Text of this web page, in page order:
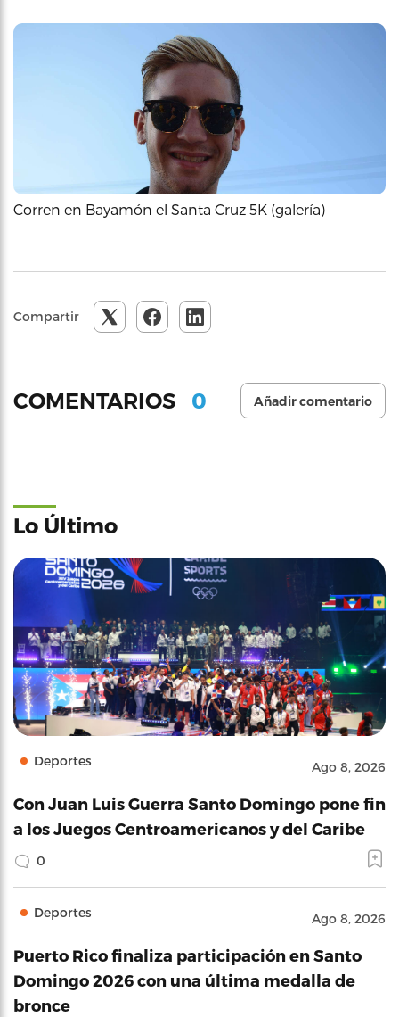
Corren en Bayamón el Santa Cruz 5K (galería)
Compartir
COMENTARIOS 0 Añadir comentario
Lo Último
Deportes Ago 8, 2026
Con Juan Luis Guerra Santo Domingo pone fin
a los Juegos Centroamericanos y del Caribe
0
Deportes Ago 8, 2026
Puerto Rico finaliza participación en Santo
Domingo 2026 con una última medalla de
bronce